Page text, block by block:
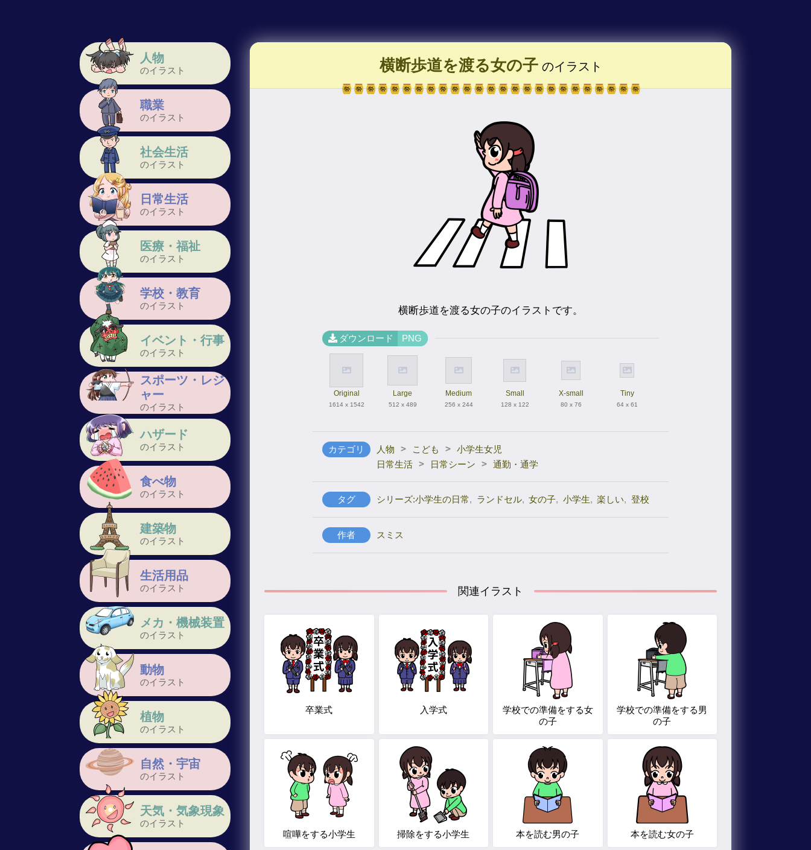
人物
のイラスト
職業
のイラスト
社会生活
のイラスト
日常生活
のイラスト
医療・福祉
のイラスト
学校・教育
のイラスト
イベント・行事
のイラスト
スポーツ・レジ
ャー
のイラスト
ハザード
のイラスト
食べ物
のイラスト
建築物
のイラスト
生活用品
のイラスト
メカ・機械装置
のイラスト
動物
のイラスト
植物
のイラスト
自然・宇宙
のイラスト
天気・気象現象
のイラスト
横断歩道を渡る女の子のイラスト
横断歩道を渡る女の子のイラストです。
ダウンロード PNG
Original
1614 x 1542
Large
512 x 489
Medium
256 x 244
Small
128 x 122
X-small
80 x 76
Tiny
64 x 61
カテゴリ 人物 > こども > 小学生女児
日常生活 > 日常シーン > 通勤・通学
タグ シリーズ:小学生の日常, ランドセル, 女の子, 小学生, 楽しい, 登校
作者 スミス
関連イラスト
卒業式 入学式
学校での準備をする女
の子
学校での準備をする男
の子
喧嘩をする小学生 掃除をする小学生 本を読む男の子 本を読む女の子